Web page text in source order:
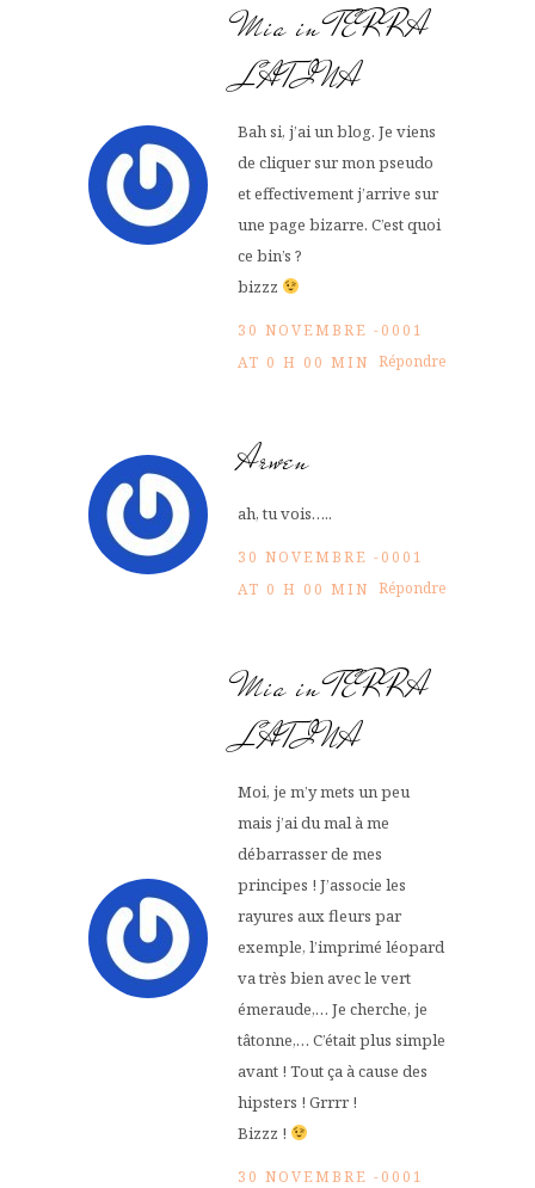
Mia in TERRA
LATINA
Bah si, j’ai un blog. Je viens
de cliquer sur mon pseudo
et effectivement j’arrive sur
une page bizarre. C’est quoi
ce bin’s ?
bizzz
30 NOVEMBRE -0001
AT 0 H 00 MIN Répondre
Arwen
ah, tu vois…..
30 NOVEMBRE -0001
AT 0 H 00 MIN Répondre
Mia in TERRA
LATINA
Moi, je m’y mets un peu
mais j’ai du mal à me
débarrasser de mes
principes ! J’associe les
rayures aux fleurs par
exemple, l’imprimé léopard
va très bien avec le vert
émeraude,… Je cherche, je
tâtonne,… C’était plus simple
avant ! Tout ça à cause des
hipsters ! Grrrr !
Bizzz !
30 NOVEMBRE -0001